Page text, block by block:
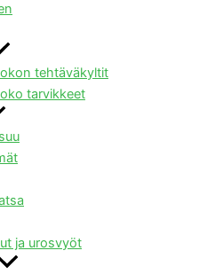
tehtäväkyltit
tarvikkeet
ja urosvyöt